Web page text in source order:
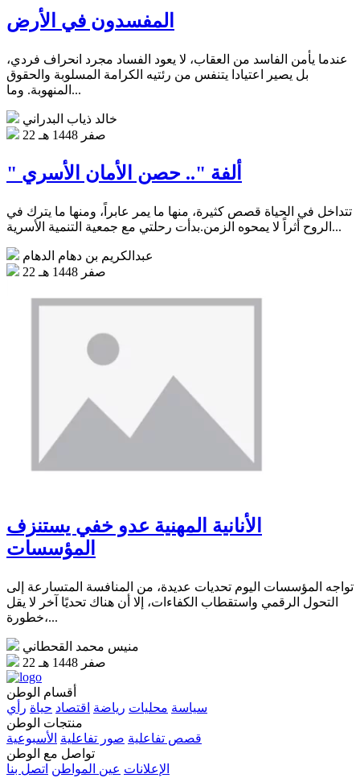
المفسدون في الأرض
عندما يأمن الفاسد من العقاب، لا يعود الفساد مجرد انحراف فردي،
بل يصير اعتيادا يتنفس من رئتيه الكرامة المسلوبة والحقوق
المنهوبة. وما...
خالد ذياب البدراني
22 صفر 1448 هـ
" ألفة ".. حصن الأمان الأسري
تتداخل في الحياة قصص كثيرة، منها ما يمر عابراً، ومنها ما يترك في
الروح أثراً لا يمحوه الزمن.بدأت رحلتي مع جمعية التنمية الأسرية...
عبدالكريم بن دهام الدهام
22 صفر 1448 هـ
الأنانية المهنية عدو خفي يستنزف
المؤسسات
تواجه المؤسسات اليوم تحديات عديدة، من المنافسة المتسارعة إلى
التحول الرقمي واستقطاب الكفاءات، إلا أن هناك تحديًا آخر لا يقل
خطورة،...
منيس محمد القحطاني
22 صفر 1448 هـ
أقسام الوطن
سياسة محليات رياضة اقتصاد حياة رأي
منتجات الوطن
قصص تفاعلية صور تفاعلية الأسبوعية
تواصل مع الوطن
الإعلانات عين المواطن اتصل بنا